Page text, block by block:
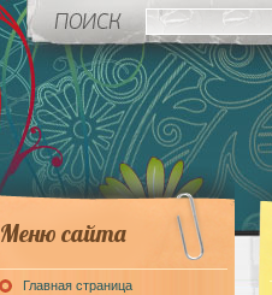
Меню сайта
Главная страница